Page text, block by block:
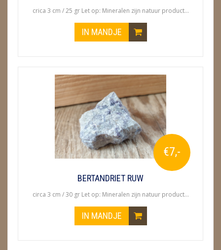
crica 3 cm / 25 gr Let op: Mineralen zijn natuur product...
IN MANDJE
€7,-
BERTANDRIET RUW
circa 3 cm / 30 gr Let op: Mineralen zijn natuur product...
IN MANDJE